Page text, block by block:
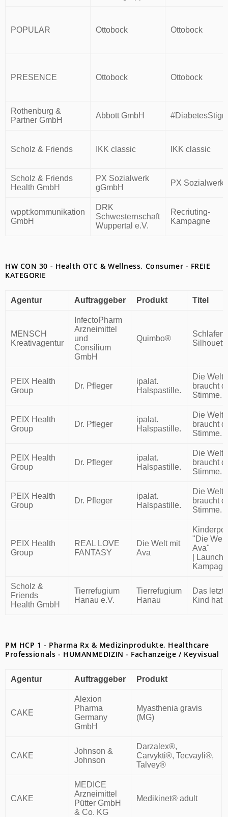
POPULAR Ottobock Ottobock
PRESENCE Ottobock Ottobock
Rothenburg &
Partner GmbH
Abbott GmbH
Scholz & Friends IKK classic IKK classic
Scholz & Friends
Health GmbH
PX Sozialwerk
gGmbH
PX Sozialwerk
wppt:kommunikation
GmbH
DRK
Schwesternschaft
Wuppertal e.V.
Recriuting-
Kampagne
HW CON 30 - Health OTC & Wellness, Consumer - FREIE
KATEGORIE
Agentur Auftraggeber Produkt Titel
MENSCH
Kreativagentur
InfectoPharm
Arzneimittel
und
Consilium
GmbH
Quimbo®
PEIX Health
Group
Dr. Pfleger
ipalat.
Halspastille.
Die Welt
braucht
Stimme.
PEIX Health
Group
Dr. Pfleger
ipalat.
Halspastille.
Die Welt
braucht
Stimme.
PEIX Health
Group
Dr. Pfleger
ipalat.
Halspastille.
Die Welt
braucht
Stimme.
PEIX Health
Group
Dr. Pfleger
ipalat.
Halspastille.
Die Welt
braucht
Stimme.
PEIX Health
Group
REAL LOVE
FANTASY
Die Welt mit
Ava
"Die Welt
Ava"
| Launch-
Scholz &
Friends
Health GmbH
Tierrefugium
Hanau e.V.
Tierrefugium
Hanau
Das letzte
Kind hat
PM HCP 1 - Pharma Rx & Medizinprodukte, Healthcare
Professionals - HUMANMEDIZIN - Fachanzeige / Keyvisual
Agentur Auftraggeber Produkt
CAKE
Alexion
Pharma
Germany
GmbH
Myasthenia gravis
(MG)
CAKE
Johnson &
Johnson
Darzalex®,
Carvykti®, Tecvayli®,
Talvey®
CAKE
MEDICE
Arzneimittel
Pütter GmbH
& Co. KG
Medikinet® adult